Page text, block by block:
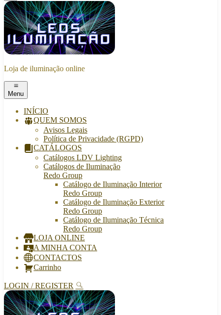
Loja de iluminação online
Menu
INÍCIO
QUEM SOMOS
Avisos Legais
Política de Privacidade (RGPD)
CATÁLOGOS
Catálogos LDV Lighting
Catálogos de Iluminação
Redo Group
Catálogo de Iluminação Interior
Redo Group
Catálogo de Iluminação Exterior
Redo Group
Catálogo de Iluminação Técnica
Redo Group
LOJA ONLINE
A MINHA CONTA
CONTACTOS
Carrinho
LOGIN / REGISTER